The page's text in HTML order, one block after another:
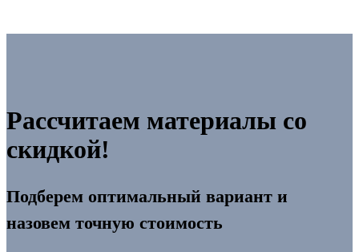
Рассчитаем материалы со
скидкой!
Подберем оптимальный вариант и
назовем точную стоимость